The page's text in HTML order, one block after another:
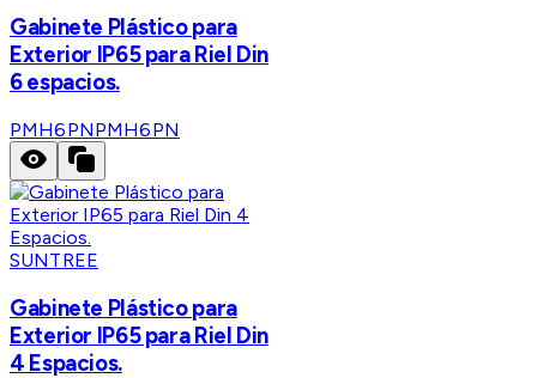
Gabinete Plástico para
Exterior IP65 para Riel Din
6 espacios.
PMH6PNPMH6PN
SUNTREE
Gabinete Plástico para
Exterior IP65 para Riel Din
4 Espacios.